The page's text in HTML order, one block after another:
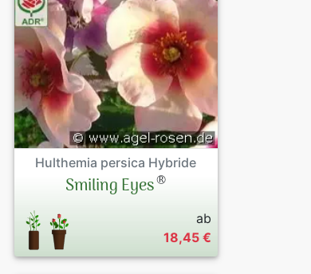
Hulthemia persica Hybride
Smiling Eyes®
ab
18,45 €